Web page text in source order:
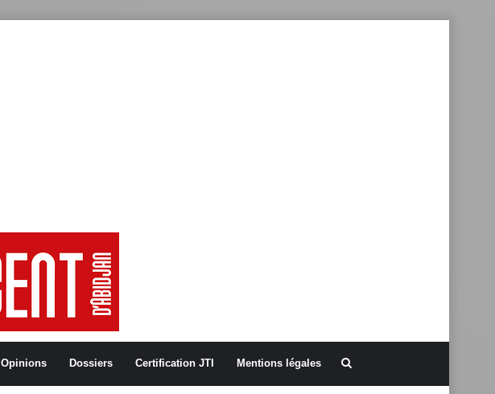
Opinions Dossiers Certification JTI Mentions légales